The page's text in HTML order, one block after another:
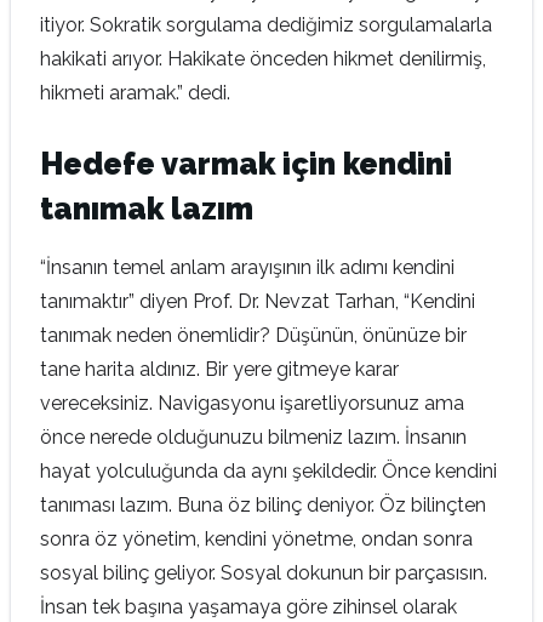
itiyor. Sokratik sorgulama dediğimiz sorgulamalarla
hakikati arıyor. Hakikate önceden hikmet denilirmiş,
hikmeti aramak.” dedi.
Hedefe varmak için kendini
tanımak lazım
“İnsanın temel anlam arayışının ilk adımı kendini
tanımaktır” diyen Prof. Dr. Nevzat Tarhan, “Kendini
tanımak neden önemlidir? Düşünün, önünüze bir
tane harita aldınız. Bir yere gitmeye karar
vereceksiniz. Navigasyonu işaretliyorsunuz ama
önce nerede olduğunuzu bilmeniz lazım. İnsanın
hayat yolculuğunda da aynı şekildedir. Önce kendini
tanıması lazım. Buna öz bilinç deniyor. Öz bilinçten
sonra öz yönetim, kendini yönetme, ondan sonra
sosyal bilinç geliyor. Sosyal dokunun bir parçasısın.
İnsan tek başına yaşamaya göre zihinsel olarak